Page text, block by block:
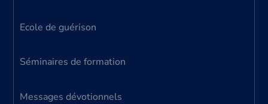
Ecole de guérison
Séminaires de formation
Messages dévotionnels